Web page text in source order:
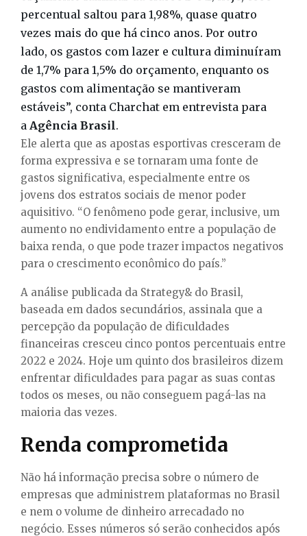
percentual saltou para 1,98%, quase quatro
vezes mais do que há cinco anos. Por outro
lado, os gastos com lazer e cultura diminuíram
de 1,7% para 1,5% do orçamento, enquanto os
gastos com alimentação se mantiveram
estáveis”, conta Charchat em entrevista para
a Agência Brasil.
Ele alerta que as apostas esportivas cresceram de
forma expressiva e se tornaram uma fonte de
gastos significativa, especialmente entre os
jovens dos estratos sociais de menor poder
aquisitivo. “O fenômeno pode gerar, inclusive, um
aumento no endividamento entre a população de
baixa renda, o que pode trazer impactos negativos
para o crescimento econômico do país.”
A análise publicada da Strategy& do Brasil,
baseada em dados secundários, assinala que a
percepção da população de dificuldades
financeiras cresceu cinco pontos percentuais entre
2022 e 2024. Hoje um quinto dos brasileiros dizem
enfrentar dificuldades para pagar as suas contas
todos os meses, ou não conseguem pagá-las na
maioria das vezes.
Renda comprometida
Não há informação precisa sobre o número de
empresas que administrem plataformas no Brasil
e nem o volume de dinheiro arrecadado no
negócio. Esses números só serão conhecidos após